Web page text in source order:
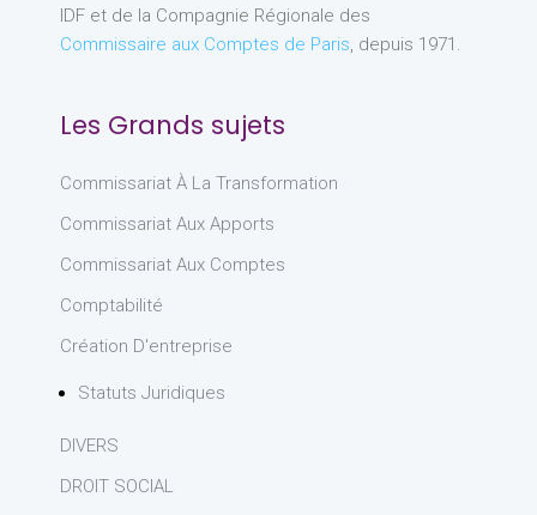
IDF et de la Compagnie Régionale des
Commissaire aux Comptes de Paris, depuis 1971.
Les Grands sujets
Commissariat À La Transformation
Commissariat Aux Apports
Commissariat Aux Comptes
Comptabilité
Création D'entreprise
Statuts Juridiques
DIVERS
DROIT SOCIAL